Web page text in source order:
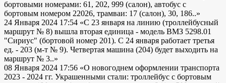
бортовыми номерами: 61, 202, 999 (салон), автобус с
бортовым номером 22026, трамваи: 17 (салон), 30, 186..»
24 Января 2024 17:54 «С 23 января на линию (троллейбусный
маршрут № 8) вышла вторая единица - модель ВМЗ 5298.01
"Сириус" (бортовой номер 201). С 24 января работает третья
ед. - 203 (м-т № 9). Четвертая машина (204) будет выходить на
маршрут № 3..»
08 Января 2024 17:56 «О новогоднем оформлении транспорта
2023 - 2024 гг. Украшенными стали: троллейбус с бортовым